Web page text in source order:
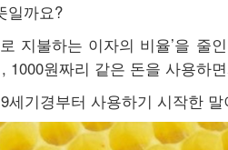
일까요?
지불하는 이자의 비율’을
1000원짜리 같은 돈을 사용하
세기경부터 사용하기 시작한